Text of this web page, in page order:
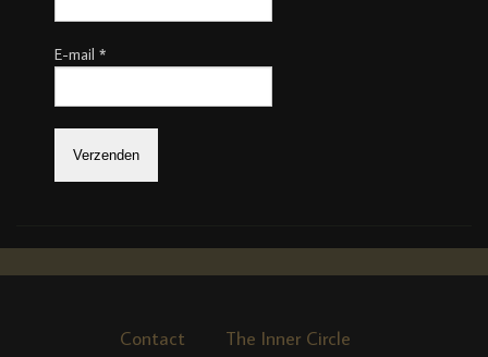
E-mail *
Contact The Inner Circle